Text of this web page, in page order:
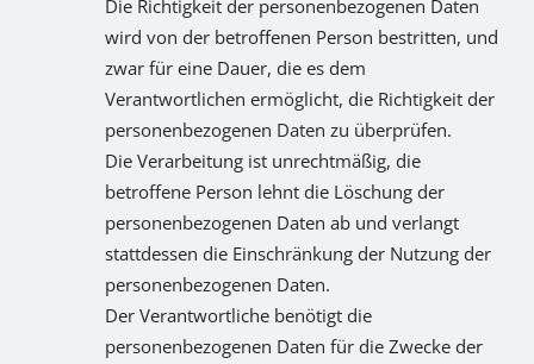
Die Richtigkeit der personenbezogenen Daten
wird von der betroffenen Person bestritten, und
zwar für eine Dauer, die es dem
Verantwortlichen ermöglicht, die Richtigkeit der
personenbezogenen Daten zu überprüfen.
Die Verarbeitung ist unrechtmäßig, die
betroffene Person lehnt die Löschung der
personenbezogenen Daten ab und verlangt
stattdessen die Einschränkung der Nutzung der
personenbezogenen Daten.
Der Verantwortliche benötigt die
personenbezogenen Daten für die Zwecke der